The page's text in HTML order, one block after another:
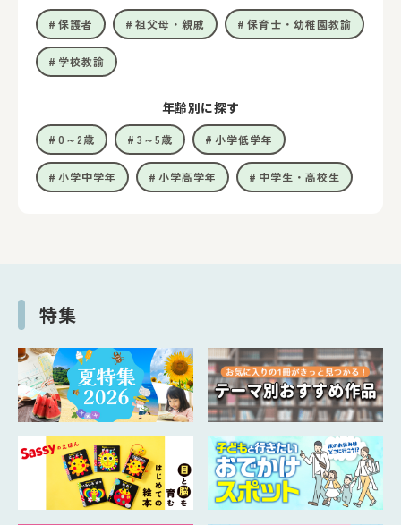
保護者 祖父母・親戚 保育士・幼稚園教諭
学校教諭
年齢別に探す
0～2歳 3～5歳 小学低学年
小学中学年 小学高学年 中学生・高校生
特集